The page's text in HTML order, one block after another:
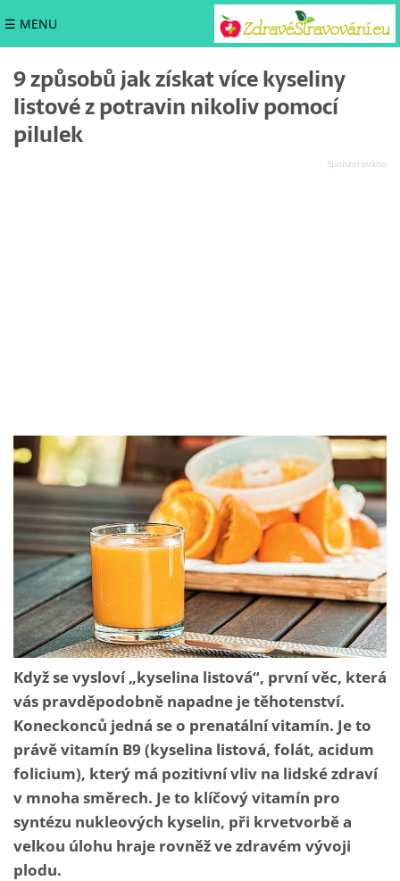
☰ MENU
9 způsobů jak získat více kyseliny
listové z potravin nikoliv pomocí
pilulek
Když se vysloví „kyselina listová“, první věc, která
vás pravděpodobně napadne je těhotenství.
Koneckonců jedná se o prenatální vitamín. Je to
právě vitamín B9 (kyselina listová, folát, acidum
folicium), který má pozitivní vliv na lidské zdraví
v mnoha směrech. Je to klíčový vitamín pro
syntézu nukleových kyselin, při krvetvorbě a
velkou úlohu hraje rovněž ve zdravém vývoji
plodu.